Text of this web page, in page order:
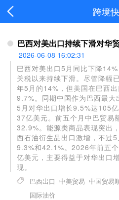
跨境
巴西对美出口持续下滑对华
2026-06-08 16:02:31
巴西对美出口5月同比下降
关税以来持续下滑。尽管降幅
年5月的14%，但美国在巴西
9.7%。同期中国作为巴西最大
5月对华出口增长9.5%达105
37亿美元。前五个月中巴贸易
32.9%。能源类商品表现突出
西石油衍生品出口激增，不过
9.3%和42.1%。2026年前五
亿美元，主要得益于对华出口
现。
巴西出口 中美贸易 中国贸易
国际油价